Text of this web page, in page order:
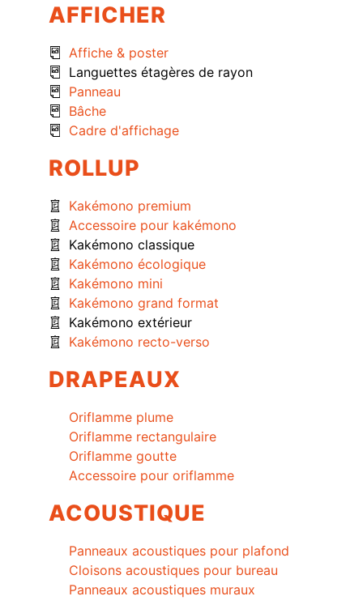
AFFICHER
Affiche & poster
Languettes étagères de rayon
Panneau
Bâche
Cadre d'affichage
ROLLUP
Kakémono premium
Accessoire pour kakémono
Kakémono classique
Kakémono écologique
Kakémono mini
Kakémono grand format
Kakémono extérieur
Kakémono recto-verso
DRAPEAUX
Oriflamme plume
Oriflamme rectangulaire
Oriflamme goutte
Accessoire pour oriflamme
ACOUSTIQUE
Panneaux acoustiques pour plafond
Cloisons acoustiques pour bureau
Panneaux acoustiques muraux